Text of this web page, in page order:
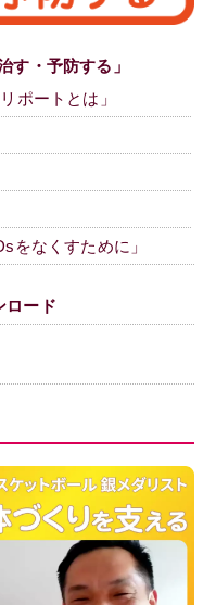
す・予防する」
ポートとは」
をなくすために」
ロード